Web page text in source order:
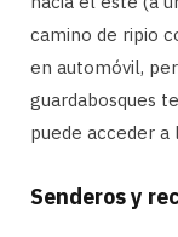
camino de ripio
en automóvil,
guardabosques
puede acceder
Senderos y